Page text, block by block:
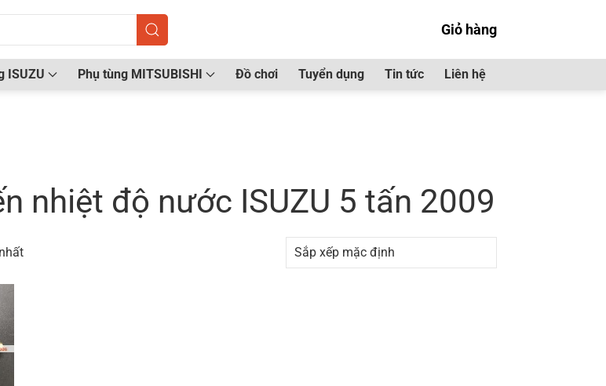
Giỏ hàng
ISUZU Phụ tùng MITSUBISHI Đồ chơi Tuyển dụng Tin tức Liên hệ
nhiệt độ nước ISUZU 5 tấn 2009